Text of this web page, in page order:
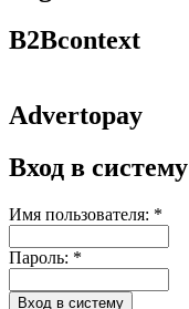
B2Bcontext
Advertopay
Вход в систему
Имя пользователя: *
Пароль: *